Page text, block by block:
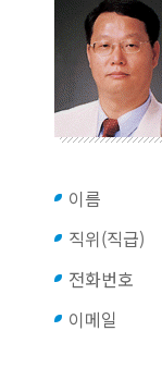
이름
직위(직급)
전화번호
이메일